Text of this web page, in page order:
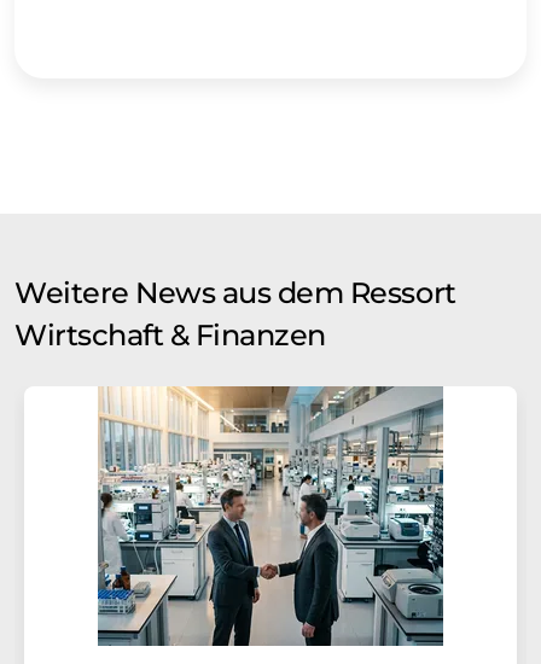
Weitere News aus dem Ressort
Wirtschaft & Finanzen